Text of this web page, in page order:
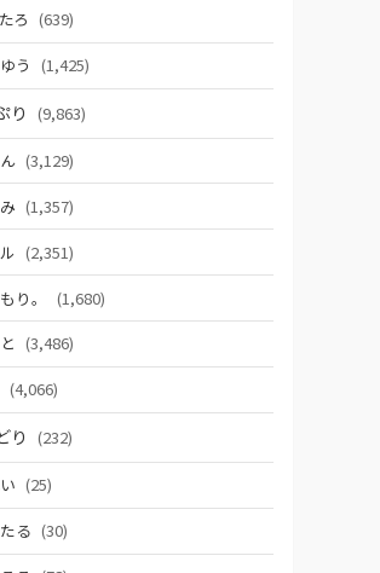
ろ (639)
う (1,425)
り (9,863)
(3,129)
(1,357)
(2,351)
り。
(1,680)
(3,486)
(4,066)
り (232)
(25)
る (30)